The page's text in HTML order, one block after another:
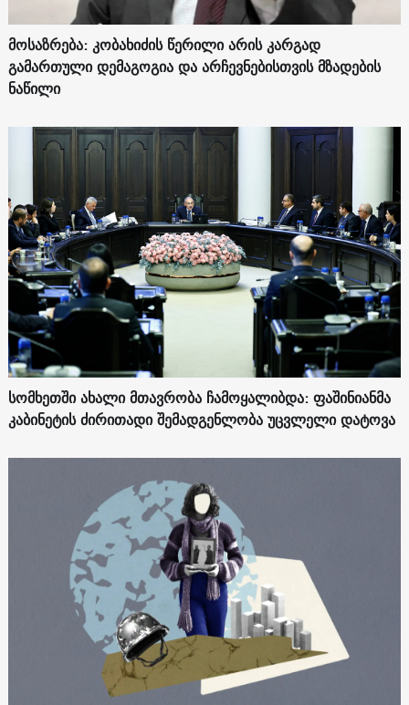
მოსაზრება: კობახიძის წერილი არის კარგად
გამართული დემაგოგია და არჩევნებისთვის მზადების
ნაწილი
სომხეთში ახალი მთავრობა ჩამოყალიბდა: ფაშინიანმა
კაბინეტის ძირითადი შემადგენლობა უცვლელი დატოვა